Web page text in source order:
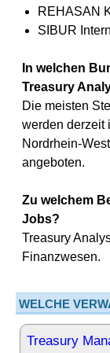
REHASAN
SIBUR
In welchen
Treasury
Die meisten
werden derzeit
Nordrhein-
angeboten.
Zu welchem
Jobs?
Treasury
Finanzwesen.
WELCHE
Treasury